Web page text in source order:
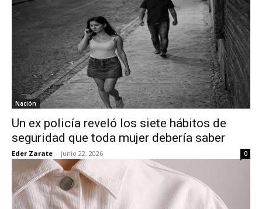
Nación
Un ex policía reveló los siete hábitos de
seguridad que toda mujer debería saber
Eder Zarate - junio 22, 2026 0